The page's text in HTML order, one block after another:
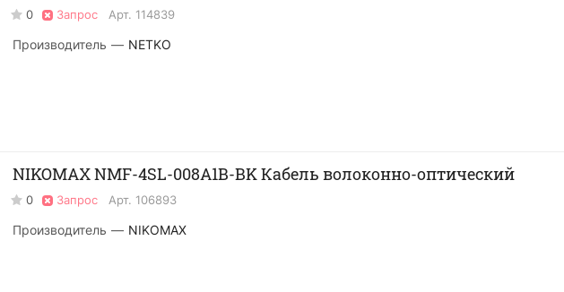
0 Запрос Арт. 114839
Производитель — NETKO
NIKOMAX NMF-4SL-008A1B-BK Кабель волоконно-оптический
0 Запрос Арт. 106893
Производитель — NIKOMAX